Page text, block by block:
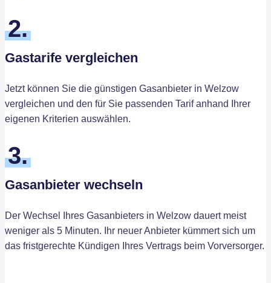
2.
Gastarife vergleichen
Jetzt können Sie die günstigen Gasanbieter in Welzow
vergleichen und den für Sie passenden Tarif anhand Ihrer
eigenen Kriterien auswählen.
3.
Gasanbieter wechseln
Der Wechsel Ihres Gasanbieters in Welzow dauert meist
weniger als 5 Minuten. Ihr neuer Anbieter kümmert sich um
das fristgerechte Kündigen Ihres Vertrags beim Vorversorger.